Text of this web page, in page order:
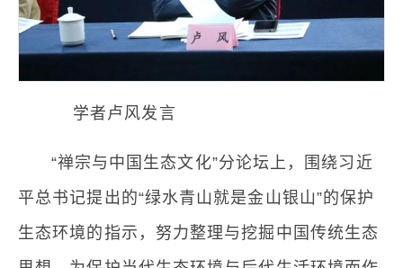
学者卢风发言
“禅宗与中国生态文化”分论坛上，围绕习近
平总书记提出的“绿水青山就是金山银山”的保护
生态环境的指示，努力整理与挖掘中国传统生态